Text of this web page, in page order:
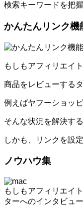
検索キーワードを把
かんたんリンク機
もしもアフィリエイ
商品をレビューする
例えばヤフーショッ
そんな状況を解決す
しかも、リンクを設
ノウハウ集
もしもアフィリエイ
ターへのインタビュ